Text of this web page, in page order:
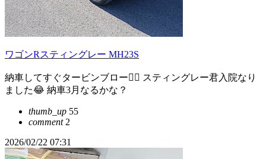
ワゴンRスティングレー MH23S
納車してすぐタービンブロー🤦‍♂️ スティングレー君入院なり
ました😂 納車3月なるかな？
thumb_up 55
comment2
2026/02/22 07:31